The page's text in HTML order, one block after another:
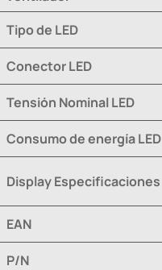
Tipo de LED
Conector LED
Tensión Nominal LED
Consumo de energía LED
Display Especificaciones
EAN
P/N